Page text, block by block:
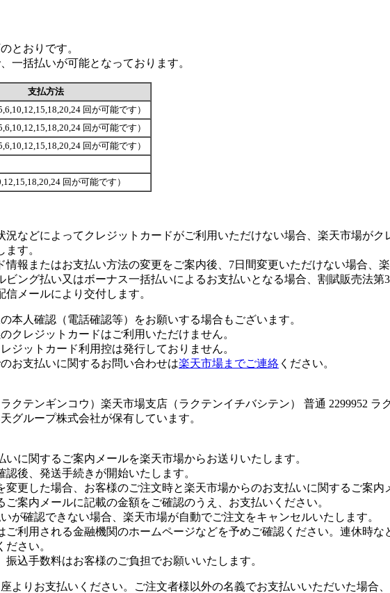
とおりです。
一括払いが可能となっております。
支払方法
回が可能です）
回が可能です）
回が可能です）
回が可能です）
況などによってクレジットカードがご利用いただけない場合、楽天市場が
す。
情報またはお支払い方法の変更をご案内後、7日間変更いただけない場合、
ビング払い又はボーナス一括払いによるお支払いとなる場合、割賦販売法
信メールにより交付します。
本人確認（電話確認等）をお願いする場合もございます。
クレジットカードはご利用いただけません。
ジットカード利用控は発行しておりません。
お支払いに関するお問い合わせは楽天市場までご連絡 ください。
ラクテンギンコウ）楽天市場支店（ラクテンイチバシテン） 普通 2299952
グループ株式会社が保有しています。
いに関するご案内メールを楽天市場からお送りいたします。
認後、発送手続きが開始いたします。
変更した場合、お客様のご注文時と楽天市場からのお支払いに関するご案内
ご案内メールに記載の金額をご確認のうえ、お支払いください。
が確認できない場合、楽天市場が自動でご注文をキャンセルいたします。
ご利用される金融機関のホームページなどを予めご確認ください。連休時
さい。
振込手数料はお客様のご負担でお願いいたします。
よりお支払いください。ご注文者様以外の名義でお支払いいただいた場合